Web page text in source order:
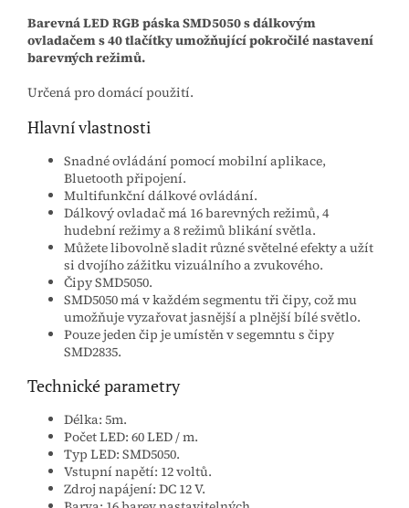
Barevná LED RGB páska SMD5050 s dálkovým
ovladačem s 40 tlačítky umožňující pokročilé nastavení
barevných režimů.
Určená pro domácí použití.
Hlavní vlastnosti
Snadné ovládání pomocí mobilní aplikace,
Bluetooth připojení.
Multifunkční dálkové ovládání.
Dálkový ovladač má 16 barevných režimů, 4
hudební režimy a 8 režimů blikání světla.
Můžete libovolně sladit různé světelné efekty a užít
si dvojího zážitku vizuálního a zvukového.
Čipy SMD5050.
SMD5050 má v každém segmentu tři čipy, což mu
umožňuje vyzařovat jasnější a plnější bílé světlo.
Pouze jeden čip je umístěn v segemntu s čipy
SMD2835.
Technické parametry
Délka: 5m.
Počet LED: 60 LED / m.
Typ LED: SMD5050.
Vstupní napětí: 12 voltů.
Zdroj napájení: DC 12 V.